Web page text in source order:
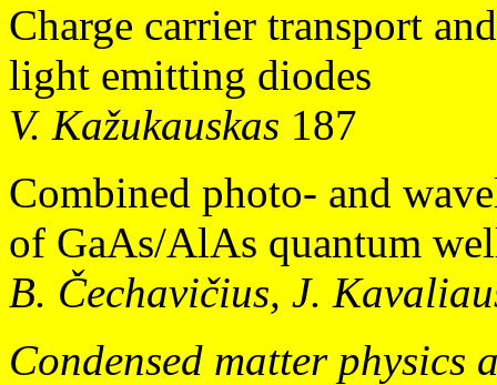
Charge carrier transport
light emitting diodes
V. Kažukauskas 187
Combined photo- and
of GaAs/AlAs quantum
B. Čechavičius, J.
Condensed matter physics